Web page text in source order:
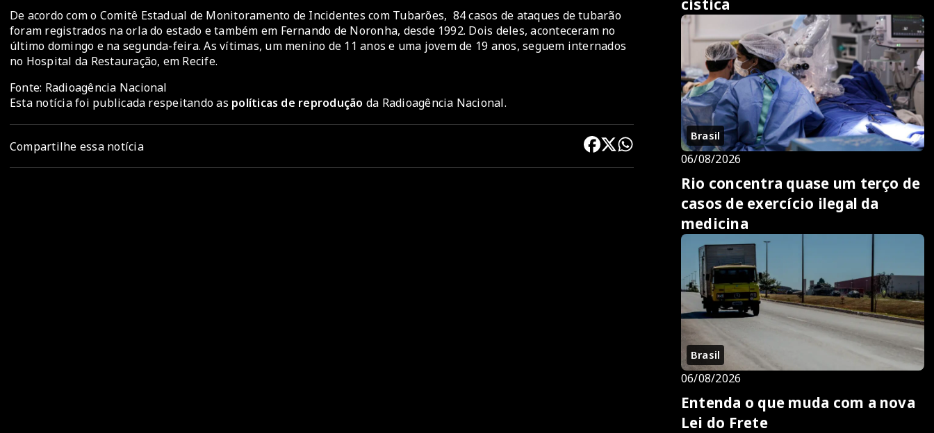
De acordo com o Comitê Estadual de Monitoramento de Incidentes com Tubarões, 84 casos de ataques de tubarão
foram registrados na orla do estado e também em Fernando de Noronha, desde 1992. Dois deles, aconteceram no
último domingo e na segunda-feira. As vítimas, um menino de 11 anos e uma jovem de 19 anos, seguem internados
no Hospital da Restauração, em Recife.
Fonte: Radioagência Nacional
Esta notícia foi publicada respeitando as políticas de reprodução da Radioagência Nacional.
Compartilhe essa notícia
cística
Brasil
06/08/2026
Rio concentra quase um terço de
casos de exercício ilegal da
medicina
Brasil
06/08/2026
Entenda o que muda com a nova
Lei do Frete